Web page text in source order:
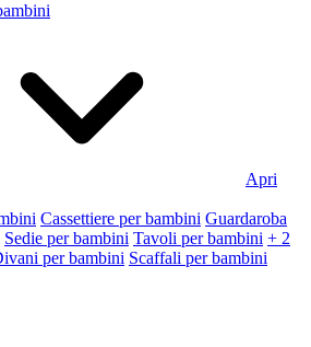
Apri
Cassettiere per bambini Guardaroba
Sedie per bambini Tavoli per bambini + 2
per bambini Scaffali per bambini